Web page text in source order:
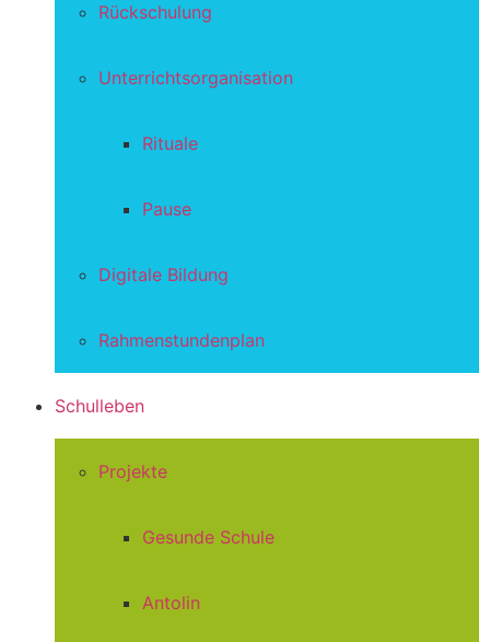
Rückschulung
Unterrichtsorganisation
Rituale
Pause
Digitale Bildung
Rahmenstundenplan
Schulleben
Projekte
Gesunde Schule
Antolin